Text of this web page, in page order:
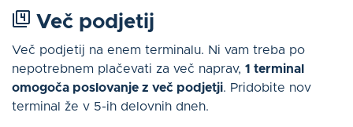
Več podjetij
Več podjetij na enem terminalu. Ni vam treba po
nepotrebnem plačevati za več naprav, 1 terminal
omogoča poslovanje z več podjetji. Pridobite nov
terminal že v 5-ih delovnih dneh.